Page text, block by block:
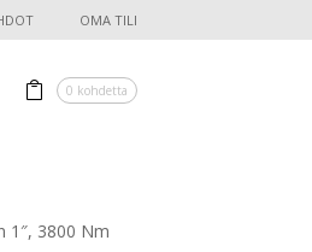
OMA TILI
0 kohdetta
1″, 3800 Nm